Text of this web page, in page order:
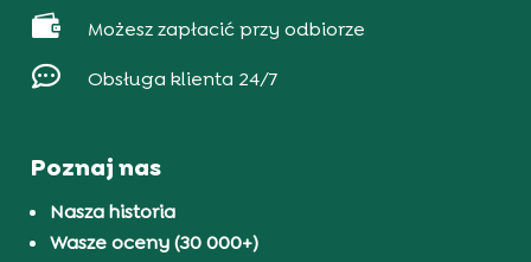
 Możesz zapłacić przy odbiorze
 Obsługa klienta 24/7
Poznaj nas
Nasza historia
Wasze oceny (30 000+)